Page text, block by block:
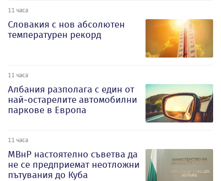
11 часа
Словакия с нов абсолютен
температурен рекорд
11 часа
Албания разполага с един от
най-остарелите автомобилни
паркове в Европа
11 часа
МВнР настоятелно съветва да
не се предприемат неотложни
пътувания до Куба